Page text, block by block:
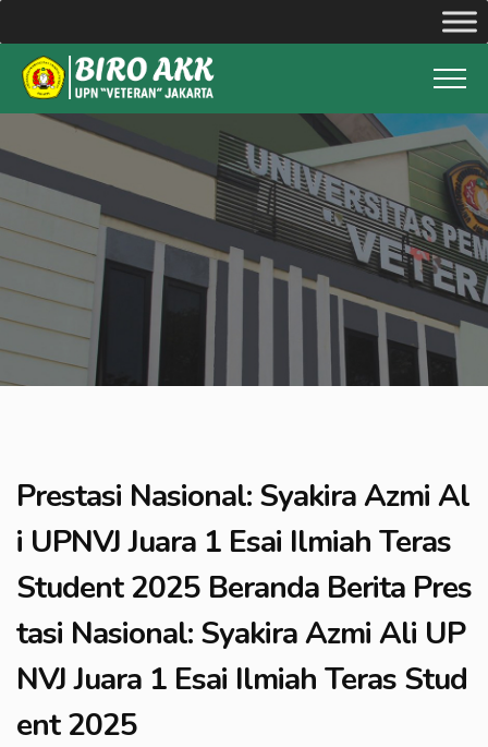
Prestasi Nasional: Syakira Azmi Al
i UPNVJ Juara 1 Esai Ilmiah Teras
Student 2025 Beranda Berita Pres
tasi Nasional: Syakira Azmi Ali UP
NVJ Juara 1 Esai Ilmiah Teras Stud
ent 2025